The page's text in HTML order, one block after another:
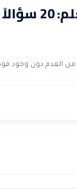
“الإلحاد
العدم دون وجود